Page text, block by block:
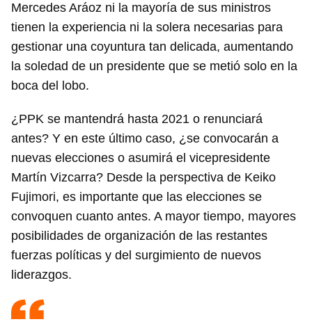
Mercedes Aráoz ni la mayoría de sus ministros
tienen la experiencia ni la solera necesarias para
gestionar una coyuntura tan delicada, aumentando
la soledad de un presidente que se metió solo en la
boca del lobo.
¿PPK se mantendrá hasta 2021 o renunciará
antes? Y en este último caso, ¿se convocarán a
nuevas elecciones o asumirá el vicepresidente
Martín Vizcarra? Desde la perspectiva de Keiko
Fujimori, es importante que las elecciones se
convoquen cuanto antes. A mayor tiempo, mayores
posibilidades de organización de las restantes
fuerzas políticas y del surgimiento de nuevos
liderazgos.